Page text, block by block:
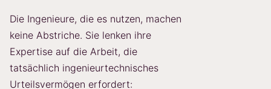
Die Ingenieure, die es nutzen, machen
keine Abstriche. Sie lenken ihre
Expertise auf die Arbeit, die
tatsächlich ingenieurtechnisches
Urteilsvermögen erfordert: